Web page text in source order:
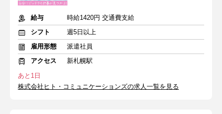
給与
時給1420円 交通費支給
シフト
週5日以上
雇用形態
派遣社員
アクセス
新札幌駅
あと1日
株式会社ヒト・コミュニケーションズの求人一覧を見る